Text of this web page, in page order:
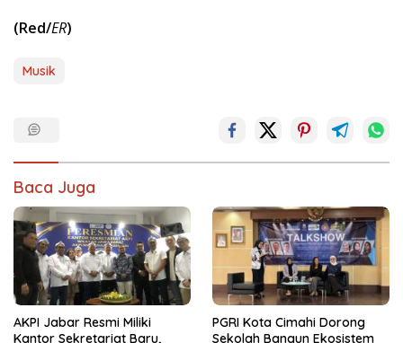
(Red/ER)
Musik
Baca Juga
AKPI Jabar Resmi Miliki
Kantor Sekretariat Baru,
PGRI Kota Cimahi Dorong
Sekolah Bangun Ekosistem